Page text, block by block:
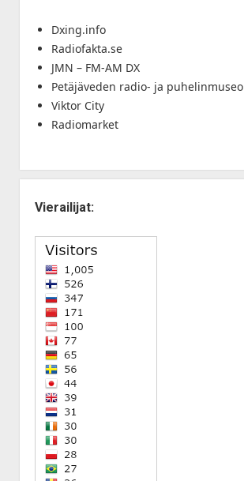
Dxing.info
Radiofakta.se
JMN – FM-AM DX
Petäjäveden radio- ja puhelinmuseo
Viktor City
Radiomarket
Vierailijat: